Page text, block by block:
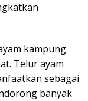
kampung
Telur ayam
sebagai
banyak